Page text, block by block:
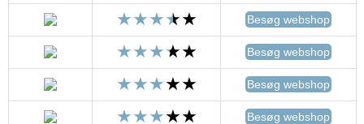
Besøg webshop
Besøg webshop
Besøg webshop
Besøg webshop